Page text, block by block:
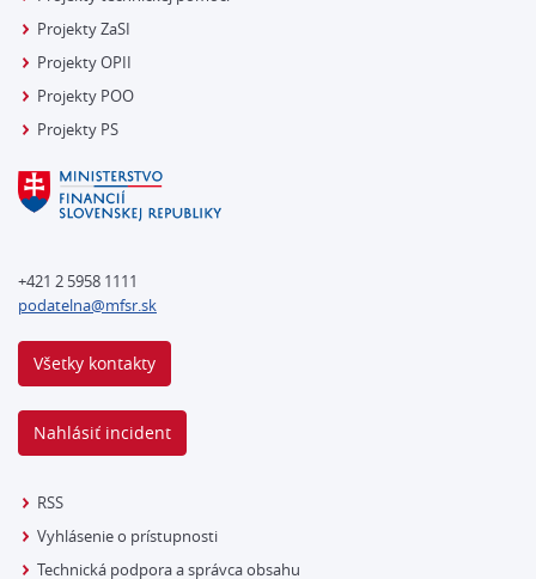
Projekty ZaSI
Projekty OPII
Projekty POO
Projekty PS
+421 2 5958 1111
podatelna@mfsr.sk
Všetky kontakty
Nahlásiť incident
RSS
Vyhlásenie o prístupnosti
Technická podpora a správca obsahu